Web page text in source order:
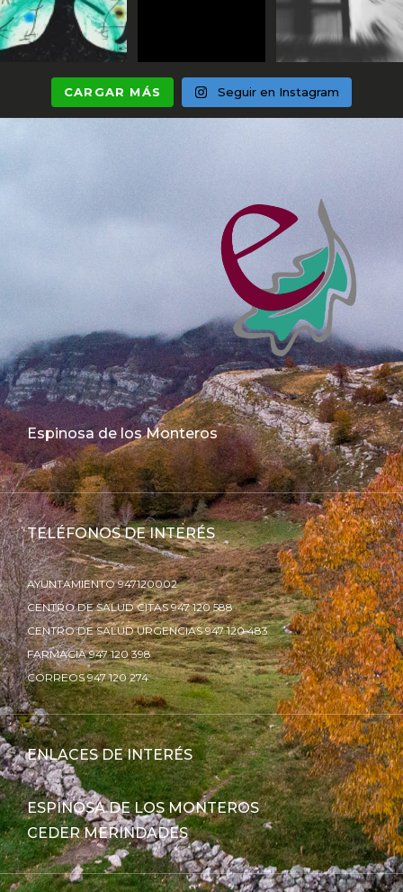
CARGAR MÁS Seguir en Instagram
Espinosa de los Monteros
TELÉFONOS DE INTERÉS
AYUNTAMIENTO 947120002
CENTRO DE SALUD CITAS 947 120 588
CENTRO DE SALUD URGENCIAS 947 120 483
FARMACIA 947 120 398
CORREOS 947 120 274
ENLACES DE INTERÉS
ESPINOSA DE LOS MONTEROS
CEDER MERINDADES